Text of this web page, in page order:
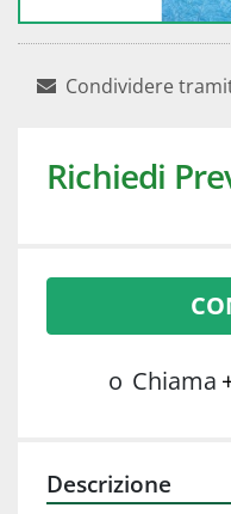
Condividere
Richiedi
o Chiama
Descrizione